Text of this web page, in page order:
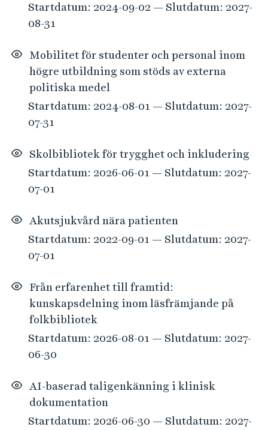
Startdatum: 2024-09-02 — Slutdatum: 2027-
08-31
Mobilitet för studenter och personal inom
högre utbildning som stöds av externa
politiska medel
Startdatum: 2024-08-01 — Slutdatum: 2027-
07-31
Skolbibliotek för trygghet och inkludering
Startdatum: 2026-06-01 — Slutdatum: 2027-
07-01
Akutsjukvård nära patienten
Startdatum: 2022-09-01 — Slutdatum: 2027-
07-01
Från erfarenhet till framtid:
kunskapsdelning inom läsfrämjande på
folkbibliotek
Startdatum: 2026-08-01 — Slutdatum: 2027-
06-30
AI-baserad taligenkänning i klinisk
dokumentation
Startdatum: 2026-06-30 — Slutdatum: 2027-